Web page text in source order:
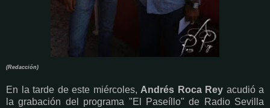
(Redacción)
En la tarde de este miércoles, Andrés Roca Rey acudió a
la grabación del programa "El Paseíllo" de Radio Sevilla